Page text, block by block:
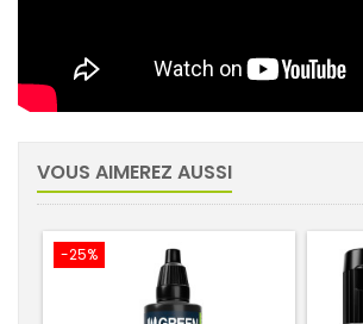
VOUS AIMEREZ AUSSI
-25%